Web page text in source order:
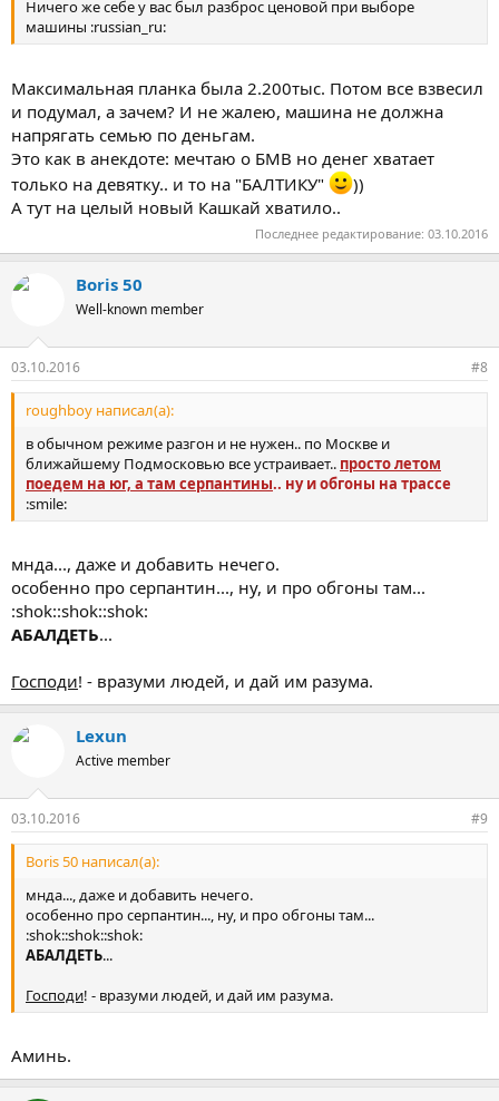
Ничего же себе у вас был разброс ценовой при выборе
машины :russian_ru:
Максимальная планка была 2.200тыс. Потом все взвесил
и подумал, а зачем? И не жалею, машина не должна
напрягать семью по деньгам.
Это как в анекдоте: мечтаю о БМВ но денег хватает
только на девятку.. и то на "БАЛТИКУ"
))
А тут на целый новый Кашкай хватило..
Последнее редактирование: 03.10.2016
Boris 50
Well-known member
03.10.2016 #8
roughboy написал(а):
в обычном режиме разгон и не нужен.. по Москве и
ближайшему Подмосковью все устраивает.. просто летом
поедем на юг, а там серпантины.. ну и обгоны на трассе
:smile:
мнда..., даже и добавить нечего.
особенно про серпантин..., ну, и про обгоны там...
:shok::shok::shok:
АБАЛДЕТЬ...
Господи! - вразуми людей, и дай им разума.
Lexun
Active member
03.10.2016 #9
Boris 50 написал(а):
мнда..., даже и добавить нечего.
особенно про серпантин..., ну, и про обгоны там...
:shok::shok::shok:
АБАЛДЕТЬ...
Господи! - вразуми людей, и дай им разума.
Аминь.